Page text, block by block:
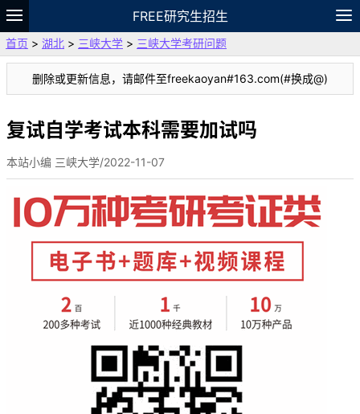
FREE研究生招生
题库
故事 专题 APP 笔记
VIP
资料
首页 > 湖北 > 三峡大学 > 三峡大学考研问题
删除或更新信息，请邮件至freekaoyan#163.com(#换成@)
复试自学考试本科需要加试吗
本站小编 三峡大学/2022-11-07